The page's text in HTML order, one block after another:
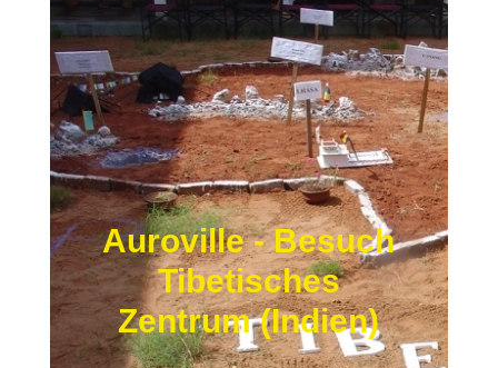
Auroville - Besuch
Tibetisches
Zentrum (Indien)